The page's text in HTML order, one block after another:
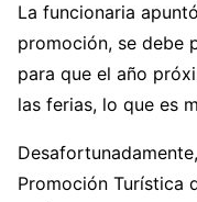
La funcionaria
promoción, se debe
para que el año
las ferias, lo que es
Promoción Turística